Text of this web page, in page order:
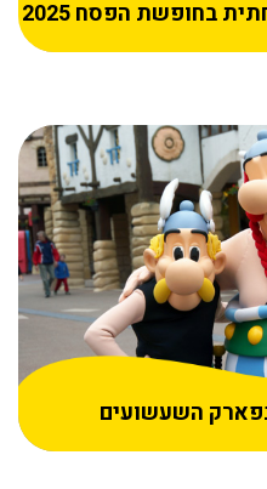
בחופשת הפסח 2025
השעשועים